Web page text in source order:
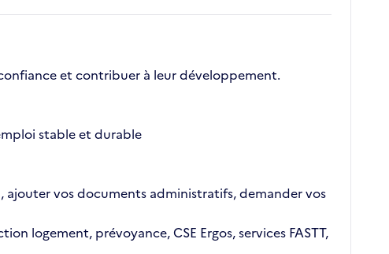
et contribuer à leur développement.
stable et durable
vos documents administratifs, demander vos
logement, prévoyance, CSE Ergos, services FASTT,